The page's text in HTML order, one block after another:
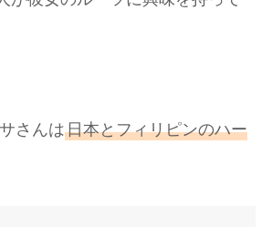
さんは日本とフィリピンのハー